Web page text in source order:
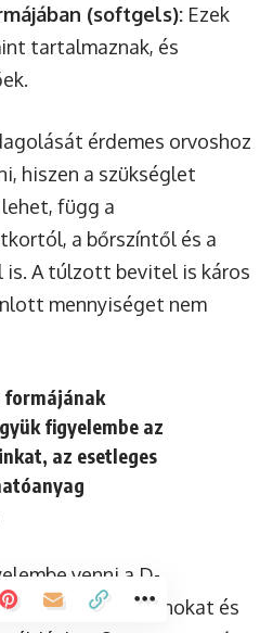
(softgels): Ezek
tartalmaznak, és
érdemes orvoshoz
hiszen a szükséglet
függ a
a bőrszíntől és a
is. A túlzott bevitel is káros
mennyiséget nem
figyelembe az
az esetleges
venni a D-
egyéb vitaminokat és